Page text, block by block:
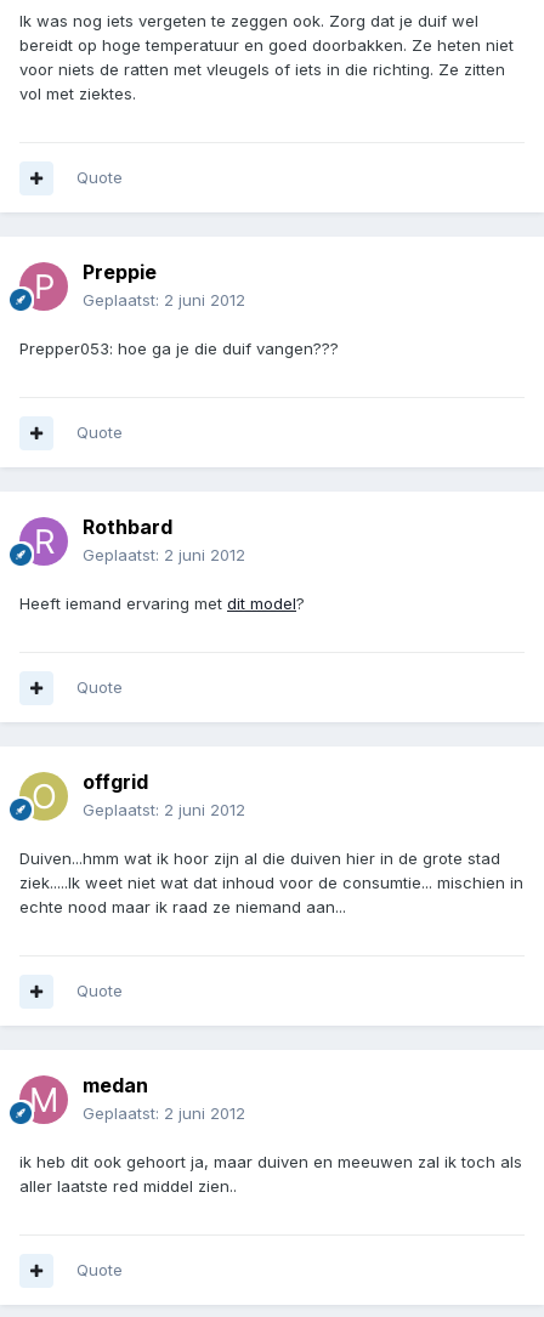
Ik was nog iets vergeten te zeggen ook. Zorg dat je duif wel
bereidt op hoge temperatuur en goed doorbakken. Ze heten niet
voor niets de ratten met vleugels of iets in die richting. Ze zitten
vol met ziektes.
Quote
Preppie
Geplaatst: 2 juni 2012
Prepper053: hoe ga je die duif vangen???
Quote
Rothbard
Geplaatst: 2 juni 2012
Heeft iemand ervaring met dit model?
Quote
offgrid
Geplaatst: 2 juni 2012
Duiven...hmm wat ik hoor zijn al die duiven hier in de grote stad
ziek.....Ik weet niet wat dat inhoud voor de consumtie... mischien in
echte nood maar ik raad ze niemand aan...
Quote
medan
Geplaatst: 2 juni 2012
ik heb dit ook gehoort ja, maar duiven en meeuwen zal ik toch als
aller laatste red middel zien..
Quote